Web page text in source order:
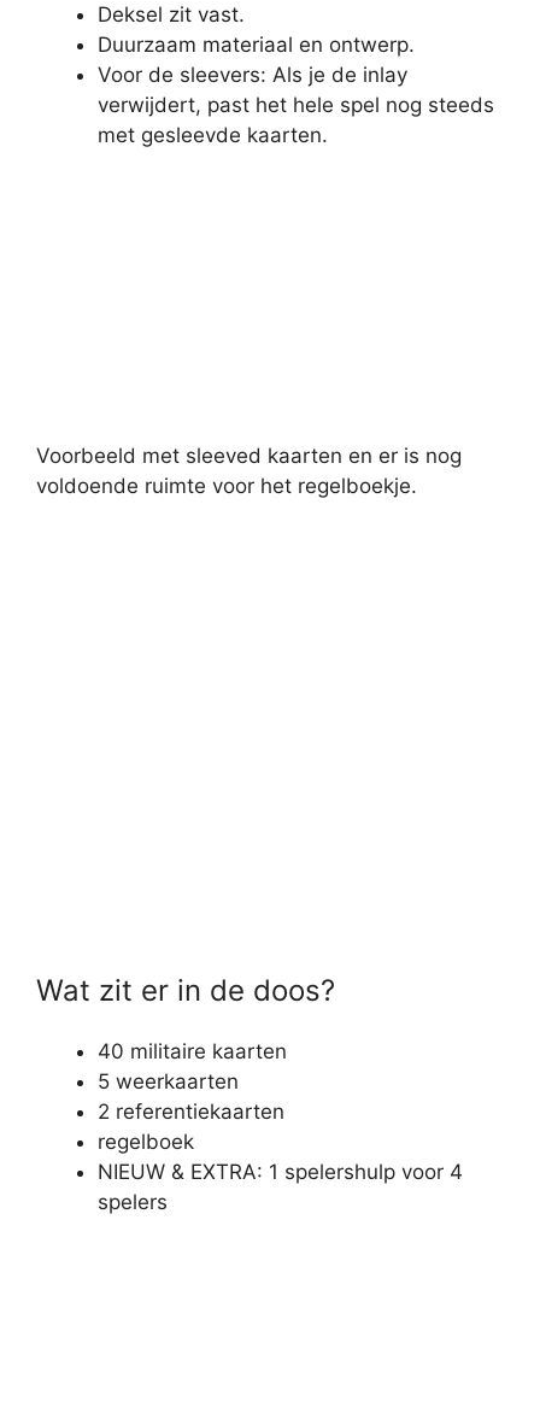
Deksel zit vast.
Duurzaam materiaal en ontwerp.
Voor de sleevers: Als je de inlay
verwijdert, past het hele spel nog steeds
met gesleevde kaarten.
Voorbeeld met sleeved kaarten en er is nog
voldoende ruimte voor het regelboekje.
Wat zit er in de doos?
40 militaire kaarten
5 weerkaarten
2 referentiekaarten
regelboek
NIEUW & EXTRA: 1 spelershulp voor 4
spelers